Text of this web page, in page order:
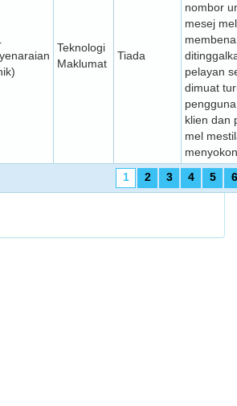
Teknologi
Maklumat
Tiada
nombor
mesej
pelayan
dimuat
klien dan
mel
1
2 3 4 5 6